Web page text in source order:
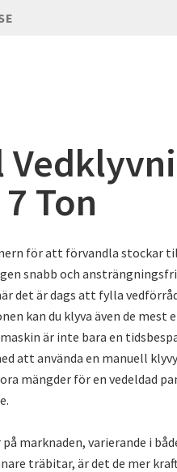
Ton
för att förvandla stockar
snabb och
det är dags att fylla
kan du klyva även de mest
är inte bara en
att använda en manuell
mängder för en vedeldad
marknaden, varierande i
träbitar, är det de mer